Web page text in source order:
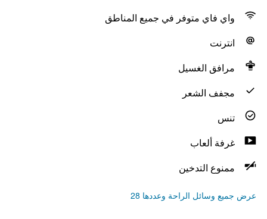
واي فاي متوفر في جميع المناطق
انترنت
مرافق الغسيل
مجفف الشعر
تنس
غرفة ألعاب
ممنوع التدخين
عرض جميع وسائل الراحة وعددها 28